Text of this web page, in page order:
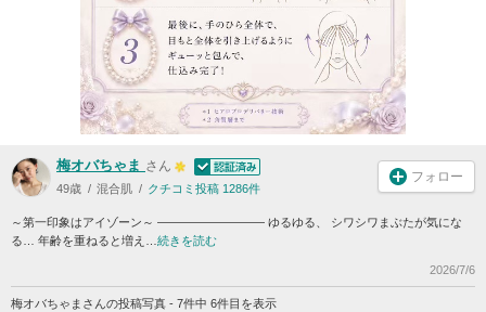
梅オバちゃま さん
49歳 混合肌 クチコミ投稿 1286件
フォロー
～第一印象はアイゾーン～ ――――――――― ゆるゆる、 シワシワまぶたが気にな
る… 年齢を重ねると増え…続きを読む
2026/7/6
梅オバちゃまさんの投稿写真 - 7件中 6件目を表示